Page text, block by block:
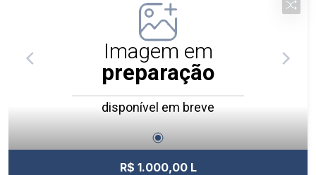
Imagem em
preparação
disponível em breve
R$ 1.000,00 L